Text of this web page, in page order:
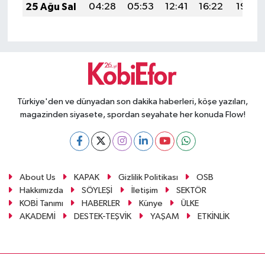
25 Ağu Sal
04:28 05:53 12:41 16:22 19:20
Türkiye'den ve dünyadan son dakika haberleri, köşe yazıları,
magazinden siyasete, spordan seyahate her konuda Flow!
About Us KAPAK Gizlilik Politikası
OSB
Hakkımızda
SÖYLEŞİ İletişim
SEKTÖR
KOBİ Tanımı
HABERLER Künye
ÜLKE
AKADEMİ
DESTEK-TEŞVİK YAŞAM ETKİNLİK